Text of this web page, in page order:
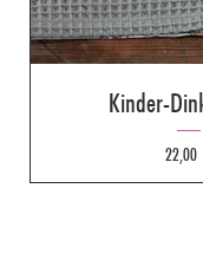
Kinder-
Preis